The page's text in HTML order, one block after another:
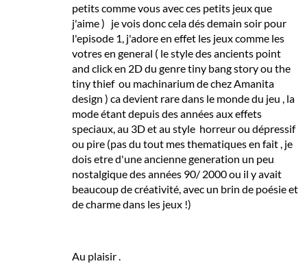
petits comme vous avec ces petits jeux que
j'aime ) je vois donc cela dés demain soir pour
l'episode 1, j'adore en effet les jeux comme les
votres en general ( le style des ancients point
and click en 2D du genre tiny bang story ou the
tiny thief ou machinarium de chez Amanita
design ) ca devient rare dans le monde du jeu , la
mode étant depuis des années aux effets
speciaux, au 3D et au style horreur ou dépressif
ou pire (pas du tout mes thematiques en fait , je
dois etre d'une ancienne generation un peu
nostalgique des années 90/ 2000 ou il y avait
beaucoup de créativité, avec un brin de poésie et
de charme dans les jeux !)
Au plaisir .